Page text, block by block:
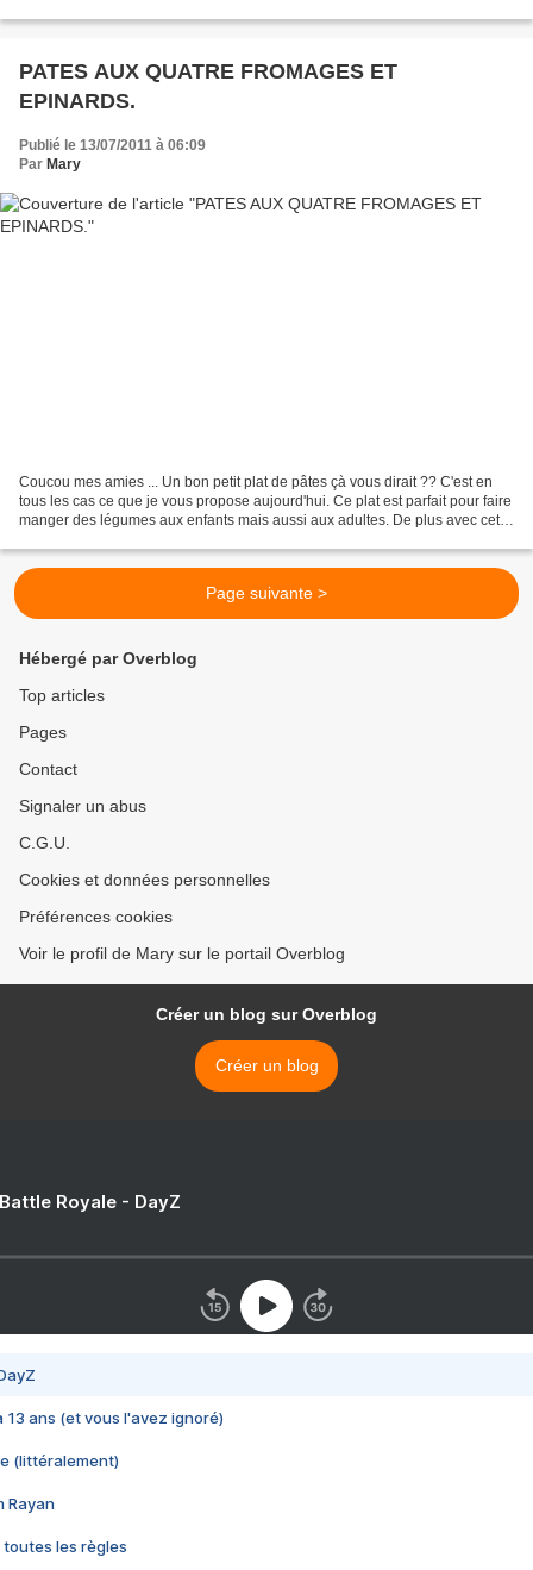
PATES AUX QUATRE FROMAGES ET
EPINARDS.
Publié le 13/07/2011 à 06:09
Par Mary
Coucou mes amies ... Un bon petit plat de pâtes çà vous dirait ?? C'est en
tous les cas ce que je vous propose aujourd'hui. Ce plat est parfait pour faire
manger des légumes aux enfants mais aussi aux adultes. De plus avec cette
Page suivante >
Hébergé par Overblog
Top articles
Pages
Contact
Signaler un abus
C.G.U.
Cookies et données personnelles
Préférences cookies
Voir le profil de Mary sur le portail Overblog
Créer un blog sur Overblog
Créer un blog
Royale - DayZ
13 ans (et vous l'avez ignoré)
(littéralement)
Rayan
toutes les règles